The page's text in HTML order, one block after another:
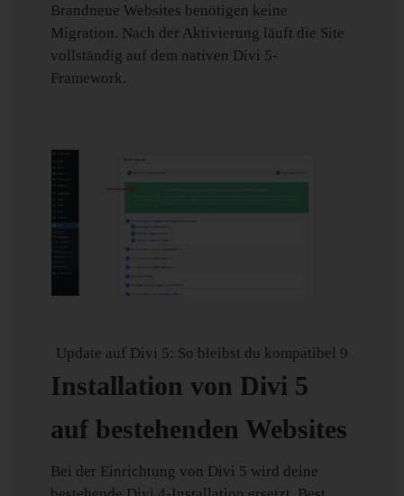
Brandneue Websites benötigen keine
Migration. Nach der Aktivierung läuft die Site
vollständig auf dem nativen Divi 5-
Framework.
Update auf Divi 5: So bleibst du kompatibel 9
Installation von Divi 5
auf bestehenden Websites
Bei der Einrichtung von Divi 5 wird deine